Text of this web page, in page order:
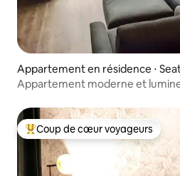
Appartement en résidence ⋅
Appartement moderne et
Coups de cœur voyageurs les
Coup de cœur voyageurs